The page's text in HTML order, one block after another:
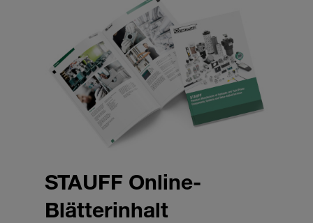
STAUFF Online-
Blätterinhalt